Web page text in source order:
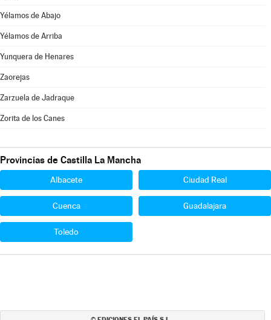
Yélamos de Abajo
Yélamos de Arriba
Yunquera de Henares
Zaorejas
Zarzuela de Jadraque
Zorita de los Canes
Provincias de Castilla La Mancha
Albacete Ciudad Real
Cuenca Guadalajara
Toledo